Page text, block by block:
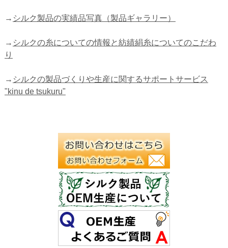
→ シルク製品の実績品写真（製品ギャラリー）
→ シルクの糸についての情報と紡績絹糸についてのこだわ
り
→ シルクの製品づくりや生産に関するサポートサービス
"kinu de tsukuru"